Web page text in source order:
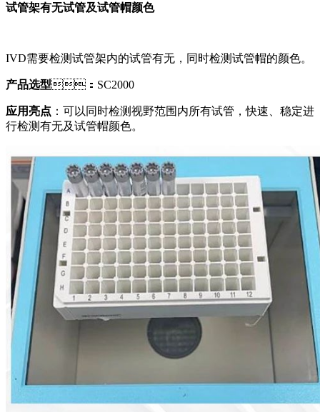
试管架有无试管及试管帽颜色
IVD需要检测试管架内的试管有无，同时检测试管帽的颜色。
产品选型：SC2000
应用亮点 ：可以同时检测视野范围内所有试管，快速、稳定进
行检测有无及试管帽颜色。